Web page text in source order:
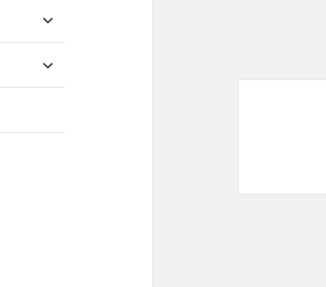
untermenü
untermenü